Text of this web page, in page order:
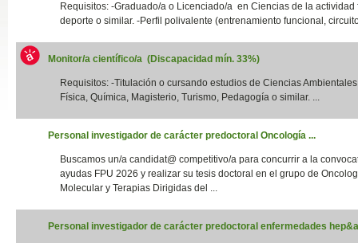
Requisitos: -Graduado/a o Licenciado/a en Ciencias de la actividad
deporte o similar. -Perfil polivalente (entrenamiento funcional,
Monitor/a científico/a (Discapacidad mín. 33%)
Requisitos: -Titulación o cursando estudios de Ciencias
Física, Química, Magisterio, Turismo, Pedagogía o similar. ...
Personal investigador de carácter predoctoral Oncología ...
Buscamos un/a candidat@ competitivo/a para concurrir a la
ayudas FPU 2026 y realizar su tesis doctoral en el grupo de
Molecular y Terapias Dirigidas del ...
Personal investigador de carácter predoctoral enfermedades